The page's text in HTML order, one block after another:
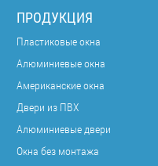
ПРОДУКЦИЯ
Пластиковые окна
Алюминиевые окна
Американские окна
Двери из ПВХ
Алюминиевые двери
Окна без монтажа